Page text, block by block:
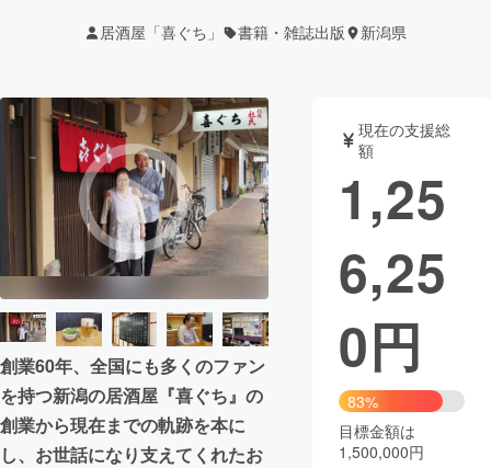
テクノロジー・ガジェット
映像・映画 書籍・雑誌
ビジネス・起業 チャレンジ
まちづくり・地域活性化
CAMPFIRE for Social Good
CAMPFIRE Creation
CAMPFIREふるさと納税
コミュニティ
居酒屋「喜ぐち」 書籍・雑誌出版 新潟県
創業60年、全国にも多くのファン
を持つ新潟の居酒屋『喜ぐち』の
創業から現在までの軌跡を本に
し、お世話になり支えてくれたお
現在の支援総
額
1,25
6,25
0円
83%
目標金額は
1,500,000円